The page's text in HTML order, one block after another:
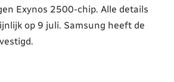
Exynos 2500-chip. Alle details
op 9 juli. Samsung heeft de